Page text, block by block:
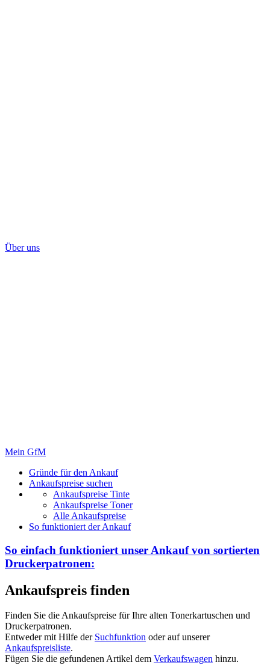
Über uns
Mein GfM
Gründe für den Ankauf
Ankaufspreise suchen
Ankaufspreise Tinte
Ankaufspreise Toner
Alle Ankaufspreise
So funktioniert der Ankauf
So einfach funktioniert unser Ankauf von sortierten
Druckerpatronen:
Ankaufspreis finden
Finden Sie die Ankaufspreise für Ihre alten Tonerkartuschen und
Druckerpatronen.
Entweder mit Hilfe der Suchfunktion oder auf unserer
Ankaufspreisliste.
Fügen Sie die gefundenen Artikel dem Verkaufswagen hinzu.